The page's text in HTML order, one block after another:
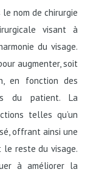
nom de chirurgie
visant à
du visage.
augmenter, soit
en fonction des
du patient. La
telles qu’un
offrant ainsi une
reste du visage.
à améliorer la